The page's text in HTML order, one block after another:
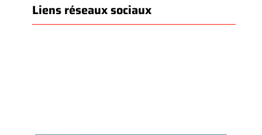
Liens réseaux sociaux